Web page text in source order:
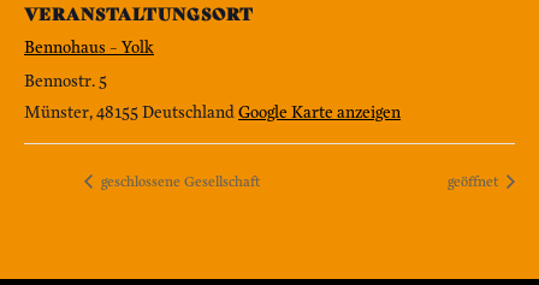
VERANSTALTUNGSORT
Bennohaus – Yolk
Bennostr. 5
Münster,48155DeutschlandGoogle Karte anzeigen
geschlossene Gesellschaft geöffnet